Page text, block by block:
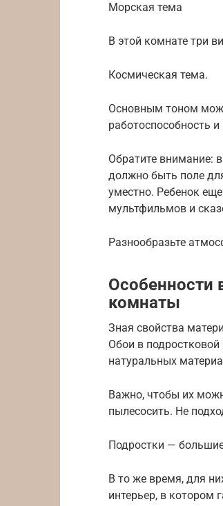
Морская тема
В этой комнате три
Космическая тема.
Основным тоном
работоспособность и
Обратите внимание:
должно быть поле
уместно. Ребенок
мультфильмов и
Разнообразьте
Особенности
комнаты
Зная свойства
Обои в
натуральных
Важно, чтобы их
пылесосить. Не
Подростки —
В то же время, для
интерьер, в котором